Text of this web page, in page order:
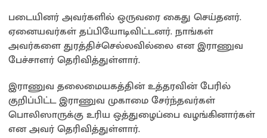
படையினர் அவர்களில் ஒருவரை கைது செய்தனர்.
ஏனையவர்கள் தப்பியோடிவிட்டனர். நாங்கள்
அவர்களை துரத்திச்செல்லவில்லை என இராணுவ
பேச்சாளர் தெரிவித்துள்ளார்.
இராணுவ தலைமையகத்தின் உத்தரவின் பேரில்
குறிப்பிட்ட இராணுவ முகாமை சேர்ந்தவர்கள்
பொலிஸாருக்கு உரிய ஒத்துழைப்பை வழங்கினார்கள்
என அவர் தெரிவித்துள்ளார்.